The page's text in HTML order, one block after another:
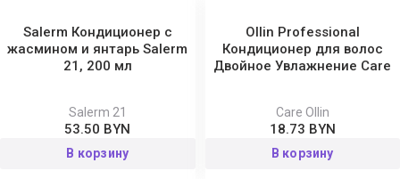
Salerm Кондиционер с
жасмином и янтарь Salerm
21, 200 мл
Salerm 21
53.50 BYN
В корзину
Ollin Professional
Кондиционер для волос
Двойное Увлажнение Care
Care Ollin
18.73 BYN
В корзину